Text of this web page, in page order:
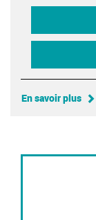
En savoir plus